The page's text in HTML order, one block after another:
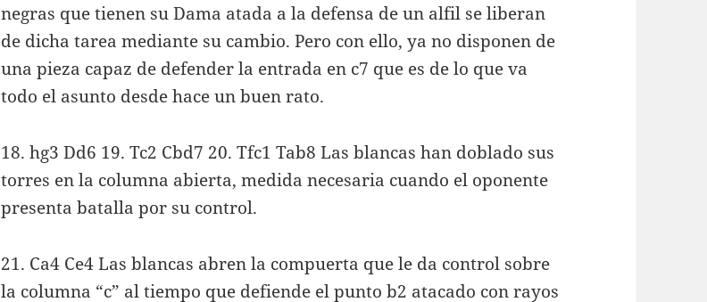
negras que tienen su Dama atada a la defensa de un alfil se liberan
de dicha tarea mediante su cambio. Pero con ello, ya no disponen de
una pieza capaz de defender la entrada en c7 que es de lo que va
todo el asunto desde hace un buen rato.
18. hg3 Dd6 19. Tc2 Cbd7 20. Tfc1 Tab8 Las blancas han doblado sus
torres en la columna abierta, medida necesaria cuando el oponente
presenta batalla por su control.
21. Ca4 Ce4 Las blancas abren la compuerta que le da control sobre
la columna “c” al tiempo que defiende el punto b2 atacado con rayos